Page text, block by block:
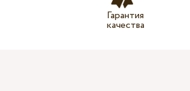
Гарантия
качества